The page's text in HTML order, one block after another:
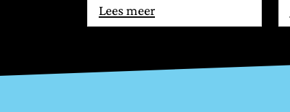
Lees meer